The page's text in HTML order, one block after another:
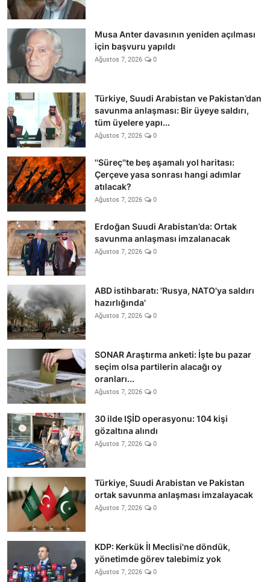
Musa Anter davasının yeniden açılması
için başvuru yapıldı
Ağustos 7, 2026 0
Türkiye, Suudi Arabistan ve Pakistan’dan
savunma anlaşması: Bir üyeye saldırı,
tüm üyelere yapı...
Ağustos 7, 2026 0
''Süreç''te beş aşamalı yol haritası:
Çerçeve yasa sonrası hangi adımlar
atılacak?
Ağustos 7, 2026 0
Erdoğan Suudi Arabistan’da: Ortak
savunma anlaşması imzalanacak
Ağustos 7, 2026 0
ABD istihbaratı: 'Rusya, NATO'ya saldırı
hazırlığında'
Ağustos 7, 2026 0
SONAR Araştırma anketi: İşte bu pazar
seçim olsa partilerin alacağı oy
oranları...
Ağustos 7, 2026 0
30 ilde IŞİD operasyonu: 104 kişi
gözaltına alındı
Ağustos 7, 2026 0
Türkiye, Suudi Arabistan ve Pakistan
ortak savunma anlaşması imzalayacak
Ağustos 7, 2026 0
KDP: Kerkük İl Meclisi'ne döndük,
yönetimde görev talebimiz yok
Ağustos 7, 2026 0